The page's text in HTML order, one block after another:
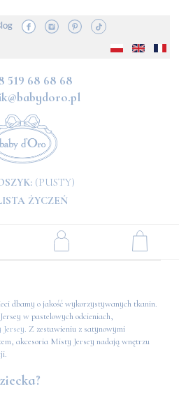
519 68 68 68
(PUSTY)
ŻYCZEŃ
dbamy o jakość wykorzystywanych tkanin.
w pastelowych odcieniach,
. Z zestawieniu z satynowymi
akcesoria Misty Jersey nadają wnętrzu